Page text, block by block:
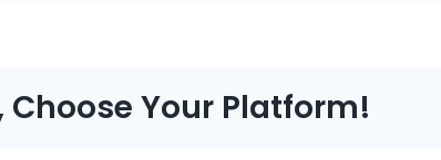
Choose Your Platform!